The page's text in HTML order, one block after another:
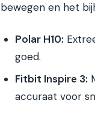
bewegen en het
Polar H10:
goed.
Fitbit Inspire 3:
accuraat voor